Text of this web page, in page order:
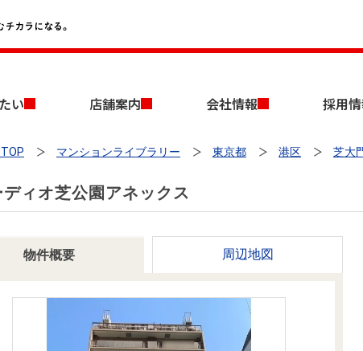
い 店舗案内 会社情報 採用
新築・中古一戸
店舗のご案内（名古屋）
会社概要
キャリア採用情報
マンションライブラリー 東京都 港区 芝大
ディオ芝公園アネックス
物件概要 周辺地図